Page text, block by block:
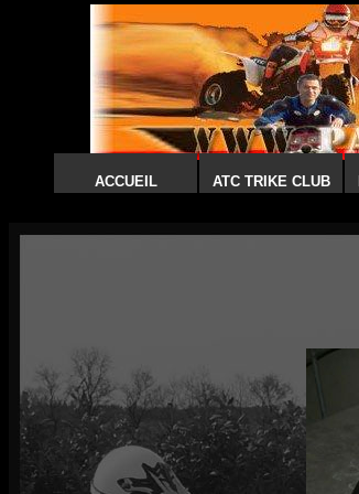
ACCUEIL ATC TRIKE CLUB